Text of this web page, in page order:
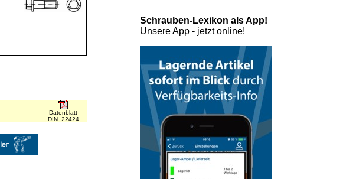
Datenblatt
DIN 22424
Schrauben-Lexikon als App!
Unsere App - jetzt online!